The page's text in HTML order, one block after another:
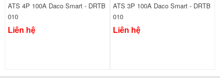
ATS 4P 100A Daco Smart - DRTB
010
Liên hệ
ATS 3P 100A Daco Smart - DRTB
010
Liên hệ